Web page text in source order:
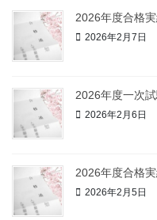
2026年度合格
2026年2月7日
2026年度一次
2026年2月6日
2026年度合格実
2026年2月5日